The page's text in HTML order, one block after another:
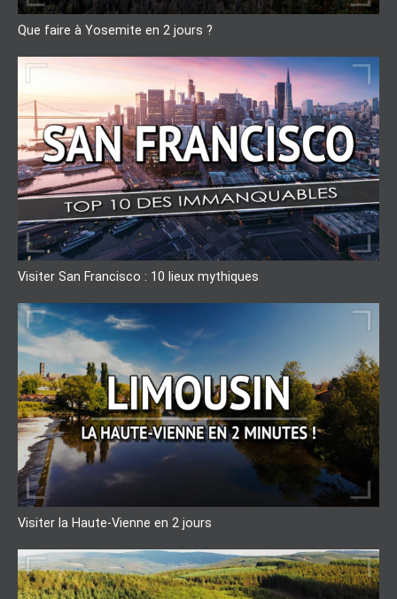
Que faire à Yosemite en 2 jours ?
Visiter San Francisco : 10 lieux mythiques
Visiter la Haute-Vienne en 2 jours